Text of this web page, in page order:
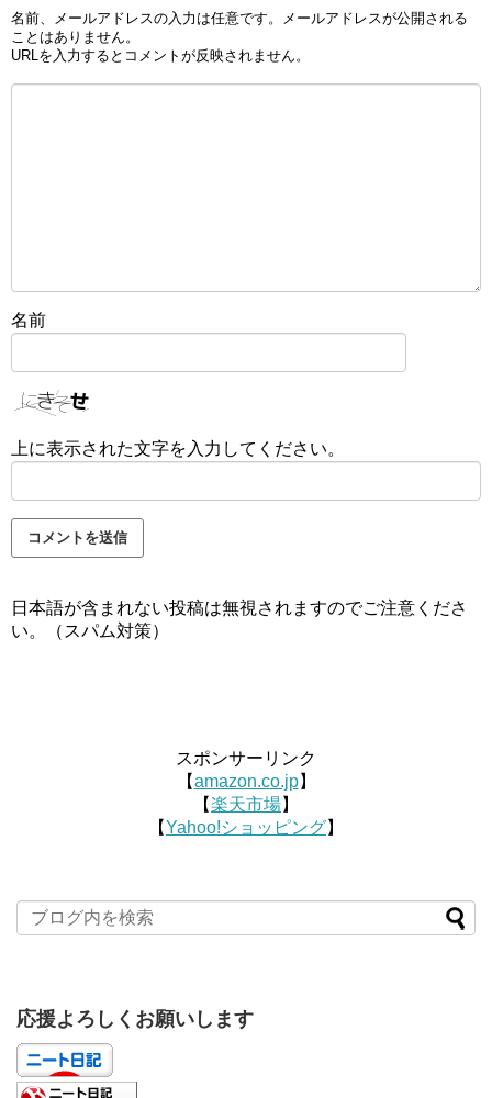
名前、メールアドレスの入力は任意です。メールアドレスが公開される
ことはありません。
URLを入力するとコメントが反映されません。
名前
上に表示された文字を入力してください。
日本語が含まれない投稿は無視されますのでご注意くださ
い。（スパム対策）
スポンサーリンク
【amazon.co.jp】
【楽天市場】
【Yahoo!ショッピング】
応援よろしくお願いします